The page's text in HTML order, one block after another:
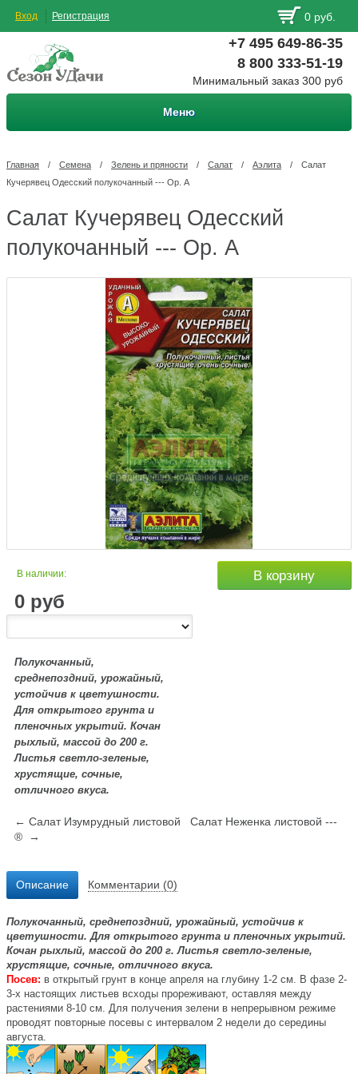
Вход Регистрация 0 руб.
+7 495 649-86-35
8 800 333-51-19
Минимальный заказ 300 руб
Меню
Главная / Семена / Зелень и пряности / Салат / Аэлита /
Салат
Кучерявец Одесский полукочанный --- Ор. А
Салат Кучерявец Одесский
полукочанный --- Ор. А
В наличии:
0 руб
Полукочанный,
среднепоздний, урожайный,
устойчив к цветушности.
Для открытого грунта и
пленочных укрытий. Кочан
рыхлый, массой до 200 г.
Листья светло-зеленые,
хрустящие, сочные,
отличного вкуса.
В корзину
← Салат Изумрудный листовой
Салат Неженка листовой ---
® →
Описание Комментарии (0)
Полукочанный, среднепоздний, урожайный, устойчив к
цветушности. Для открытого грунта и пленочных укрытий.
Кочан рыхлый, массой до 200 г. Листья светло-зеленые,
хрустящие, сочные, отличного вкуса.
Посев: в открытый грунт в конце апреля на глубину 1-2 см. В фазе 2-
3-х настоящих листьев всходы прореживают, оставляя между
растениями 8-10 см. Для получения зелени в непрерывном режиме
проводят повторные посевы с интервалом 2 недели до середины
августа.